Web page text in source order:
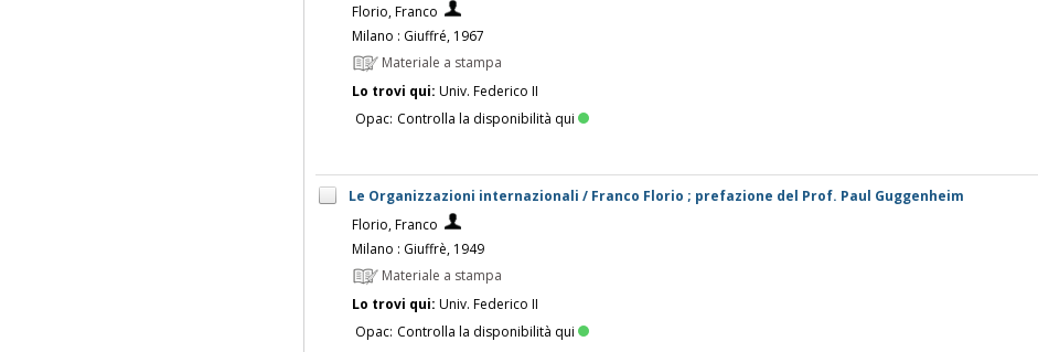
Florio, Franco
Milano : Giuffré, 1967
Materiale a stampa
Lo trovi qui: Univ. Federico II
Opac: Controlla la disponibilità qui
Le Organizzazioni internazionali / Franco Florio ; prefazione del Prof. Paul Guggenheim
Florio, Franco
Milano : Giuffrè, 1949
Materiale a stampa
Lo trovi qui: Univ. Federico II
Opac: Controlla la disponibilità qui